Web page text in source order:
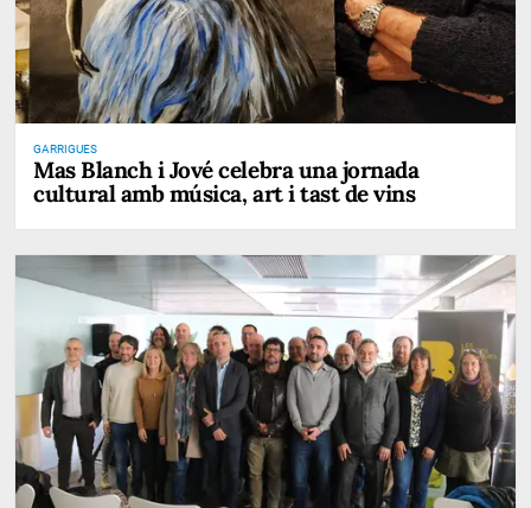
GARRIGUES
Mas Blanch i Jové celebra una jornada
cultural amb música, art i tast de vins